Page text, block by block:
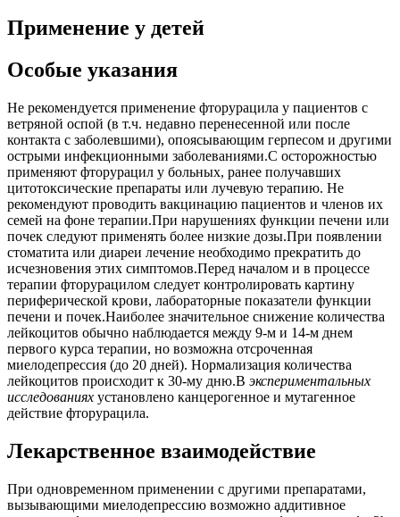
Применение у детей
Особые указания
Не рекомендуется применение фторурацила у пациентов с
ветряной оспой (в т.ч. недавно перенесенной или после
контакта с заболевшими), опоясывающим герпесом и другими
острыми инфекционными заболеваниями.С осторожностью
применяют фторурацил у больных, ранее получавших
цитотоксические препараты или лучевую терапию. Не
рекомендуют проводить вакцинацию пациентов и членов их
семей на фоне терапии.При нарушениях функции печени или
почек следуют применять более низкие дозы.При появлении
стоматита или диареи лечение необходимо прекратить до
исчезновения этих симптомов.Перед началом и в процессе
терапии фторурацилом следует контролировать картину
периферической крови, лабораторные показатели функции
печени и почек.Наиболее значительное снижение количества
лейкоцитов обычно наблюдается между 9-м и 14-м днем
первого курса терапии, но возможна отсроченная
миелодепрессия (до 20 дней). Нормализация количества
лейкоцитов происходит к 30-му дню.В экспериментальных
исследованиях установлено канцерогенное и мутагенное
действие фторурацила.
Лекарственное взаимодействие
При одновременном применении с другими препаратами,
вызывающими миелодепрессию возможно аддитивное